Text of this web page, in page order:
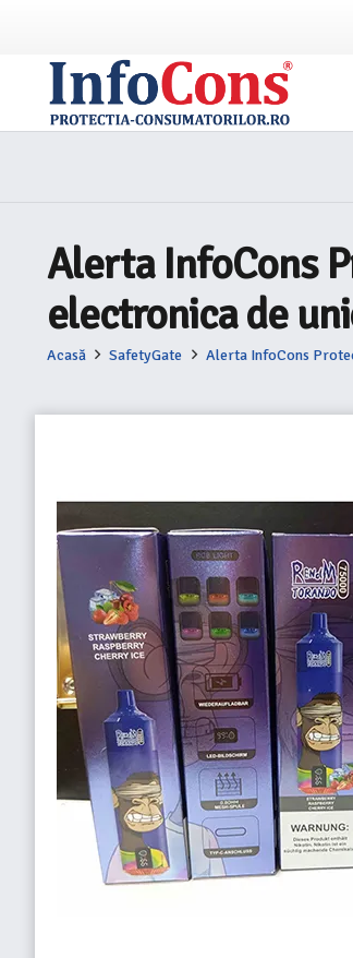
Alerta InfoCons
electronica de
Acasă SafetyGate Alerta InfoCons